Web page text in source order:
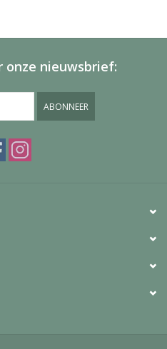
onze nieuwsbrief:
ABONNEER